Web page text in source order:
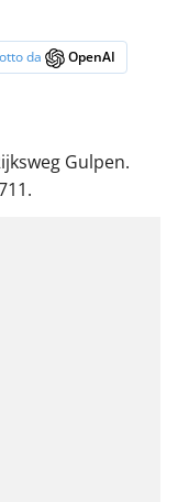
da OpenAI
Gulpen.